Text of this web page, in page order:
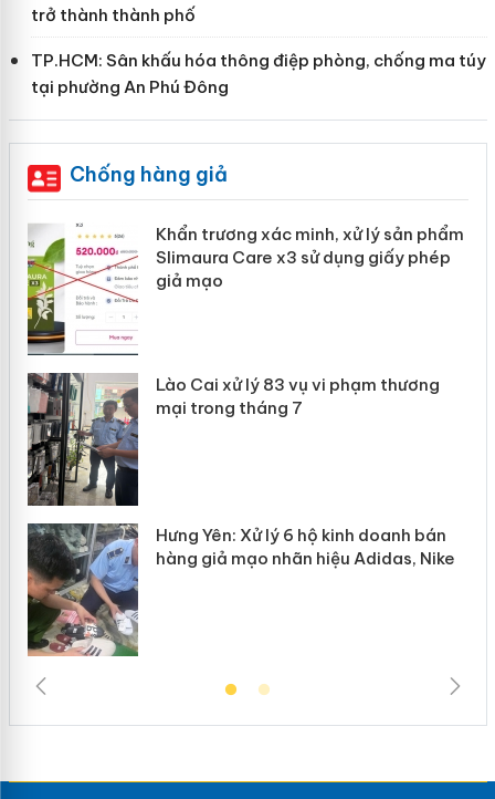
trở thành thành phố
TP.HCM: Sân khấu hóa thông điệp phòng, chống ma túy
tại phường An Phú Đông
Chống hàng giả
Khẩn trương xác minh, xử lý sản phẩm
Slimaura Care x3 sử dụng giấy phép
giả mạo
Lào Cai xử lý 83 vụ vi phạm thương
mại trong tháng 7
Hưng Yên: Xử lý 6 hộ kinh doanh bán
hàng giả mạo nhãn hiệu Adidas, Nike